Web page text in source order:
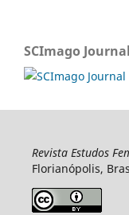
SCImago
Revista Estudos
Florianópolis,